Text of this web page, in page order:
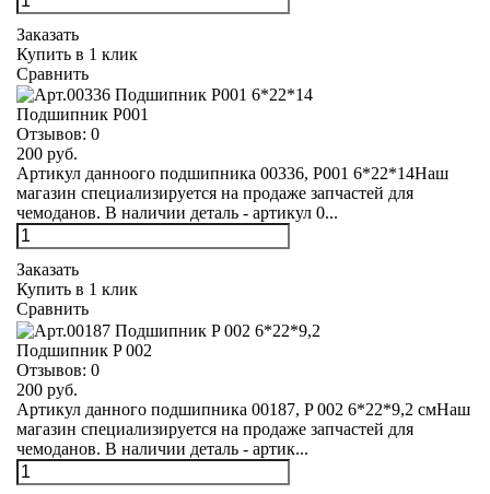
Заказать
Купить в 1 клик
Сравнить
Подшипник Р001
Отзывов: 0
200 руб.
Артикул данноого подшипника 00336, Р001 6*22*14Наш
магазин специализируется на продаже запчастей для
чемоданов. В наличии деталь - артикул 0...
Заказать
Купить в 1 клик
Сравнить
Подшипник P 002
Отзывов: 0
200 руб.
Артикул данного подшипника 00187, P 002 6*22*9,2 смНаш
магазин специализируется на продаже запчастей для
чемоданов. В наличии деталь - артик...